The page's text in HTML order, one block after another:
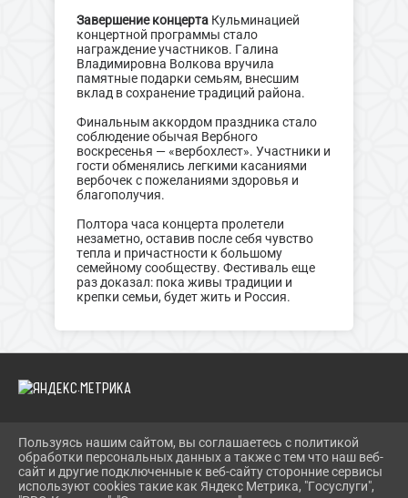
Завершение концертаКульминацией
концертной программы стало
награждение участников. Галина
Владимировна Волкова вручила
памятные подарки семьям, внесшим
вклад в сохранение традиций района.
Финальным аккордом праздника стало
соблюдение обычая Вербного
воскресенья — «вербохлест». Участники и
гости обменялись легкими касаниями
вербочек с пожеланиями здоровья и
благополучия.
Полтора часа концерта пролетели
незаметно, оставив после себя чувство
тепла и причастности к большому
семейному сообществу. Фестиваль еще
раз доказал: пока живы традиции и
крепки семьи, будет жить и Россия.
2026 Г. SOLN-MKC.RU
ВХОД
КАРТА САЙТА
Пользуясь нашим сайтом, вы соглашаетесь с политикой
обработки персональных данных а также с тем что наш веб-
сайт и другие подключенные к веб-сайту сторонние сервисы
используют cookies такие как Яндекс Метрика, "Госуслуги",